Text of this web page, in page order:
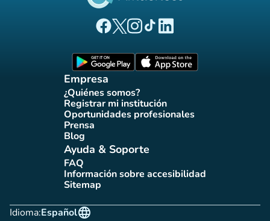
(nueva pestaña)
(nueva pestaña)
(nueva pestaña)
(nueva pestaña)
(nueva pestaña)
Empresa
¿Quiénes somos?
(nueva pestaña)
Registrar mi institución
(nueva pestaña)
Oportunidades profesionales
(nueva pestaña)
Prensa(nueva pestaña)
Blog(nueva pestaña)
Ayuda & Soporte
FAQ(nueva pestaña)
Información sobre accesibilidad
(nueva pestaña)
Sitemap(nueva pestaña)
Idioma:
language
Español